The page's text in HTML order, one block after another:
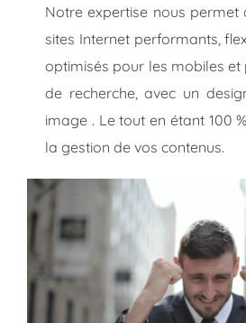
Notre expertise nous permet
sites Internet performants,
optimisés pour les mobiles
de recherche, avec un
image . Le tout en étant 100
la gestion de vos contenus.